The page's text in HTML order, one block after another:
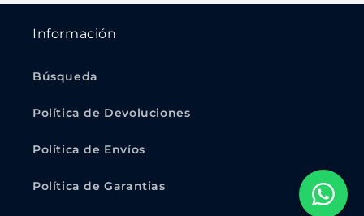
Información
Búsqueda
Política de Devoluciones
Política de Envíos
Política de Garantias